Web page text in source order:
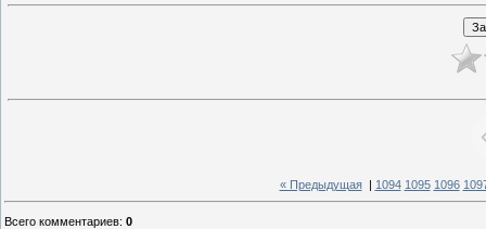
« Предыдущая| 1094 1095 1096
Всего комментариев: 0